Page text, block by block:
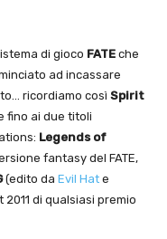
di gioco FATE che
ad incassare
ricordiamo così Spirit
fino ai due titoli
Legends of
fantasy del FATE,
(edito da Evil Hat e
di qualsiasi premio